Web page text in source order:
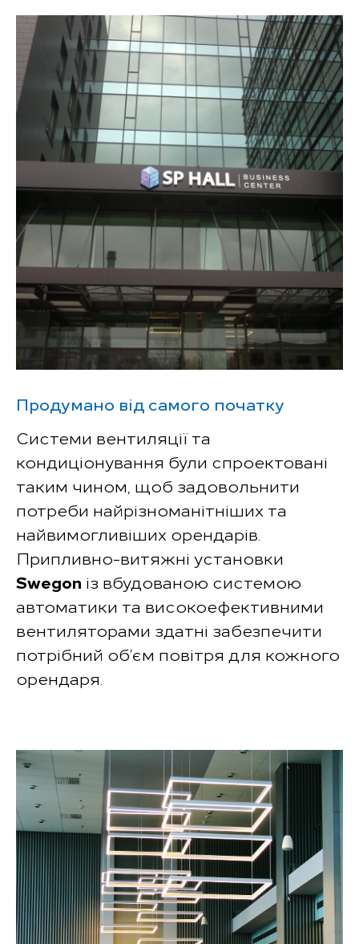
Продумано від самого початку
Системи вентиляції та
кондиціонування були спроектовані
таким чином, щоб задовольнити
потреби найрізноманітніших та
найвимогливіших орендарів.
Припливно-витяжні установки
Swegon із вбудованою системою
автоматики та високоефективними
вентиляторами здатні забезпечити
потрібний об’єм повітря для кожного
орендаря.